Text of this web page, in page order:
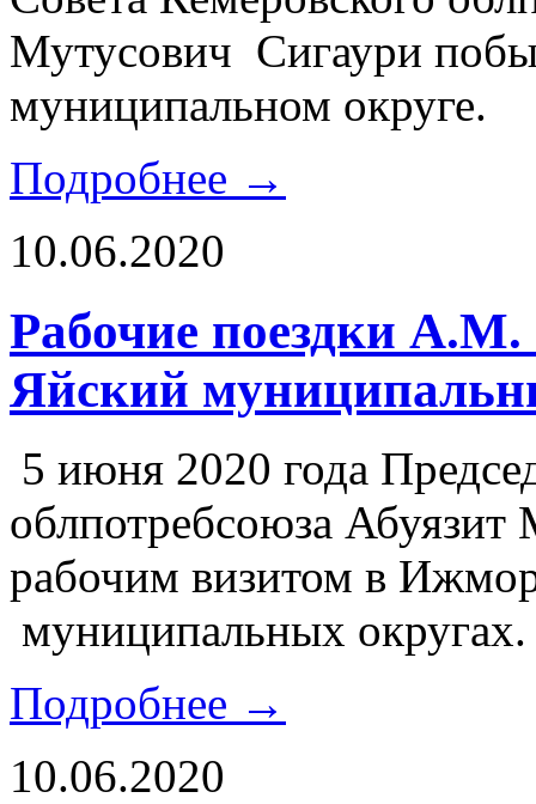
Мутусович Сигаури
муниципальном округе.
Подробнее →
10.06.2020
Рабочие поездки
Яйский
5 июня 2020 года
облпотребсоюза
рабочим визитом в
муниципальных округах.
Подробнее →
10.06.2020